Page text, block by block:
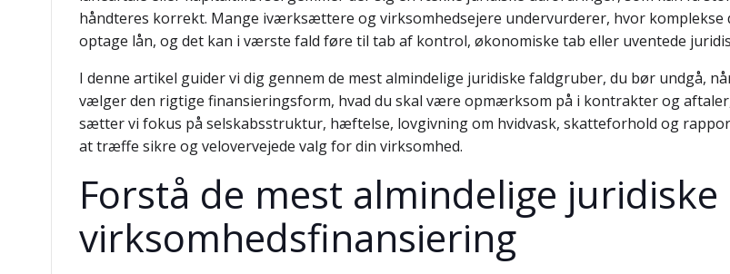
håndteres korrekt. Mange iværksættere og virksomhedsejere undervurderer, hvor
optage lån, og det kan i værste fald føre til tab af kontrol, økonomiske tab eller uventede
I denne artikel guider vi dig gennem de mest almindelige juridiske faldgruber, du bør undgå,
vælger den rigtige finansieringsform, hvad du skal være opmærksom på i kontrakter og
sætter vi fokus på selskabsstruktur, hæftelse, lovgivning om hvidvask, skatteforhold og
at træffe sikre og velovervejede valg for din virksomhed.
Forstå de mest almindelige
virksomhedsfinansiering